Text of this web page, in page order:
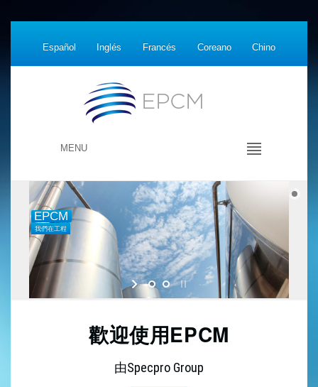
Español Inglés Francés Coreano Chino
MENU
我們在工程
EPCM
歡迎使用EPCM
由Specpro Group